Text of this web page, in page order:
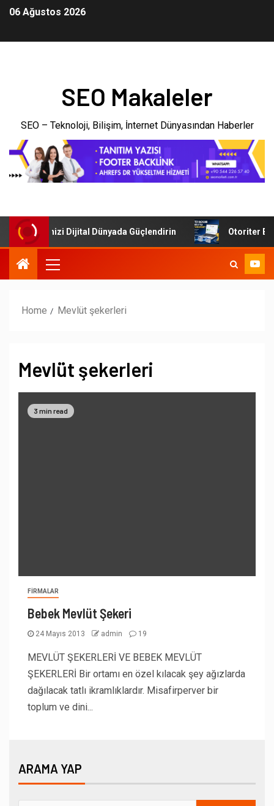
06 Ağustos 2026
SEO Makaleler
SEO – Teknoloji, Bilişim, İnternet Dünyasından Haberler
İşletmenizi Dijital Dünyada Güçlendirin Otoriter
Home Mevlüt şekerleri
Mevlüt şekerleri
3 min read
FIRMALAR
Bebek Mevlüt Şekeri
24 Mayıs 2013 admin 19
MEVLÜT ŞEKERLERİ VE BEBEK MEVLÜT
ŞEKERLERİ Bir ortamı en özel kılacak şey ağızlarda
dağılacak tatlı ikramlıklardır. Misafirperver bir
toplum ve dini...
ARAMA YAP